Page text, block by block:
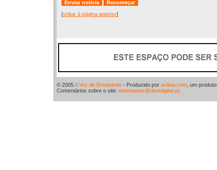
[voltar à página anterior]
© 2005A Voz de Ermesinde - Produzido por ardina.com , um
Comentários sobre o site: webmaster@domdigital.pt